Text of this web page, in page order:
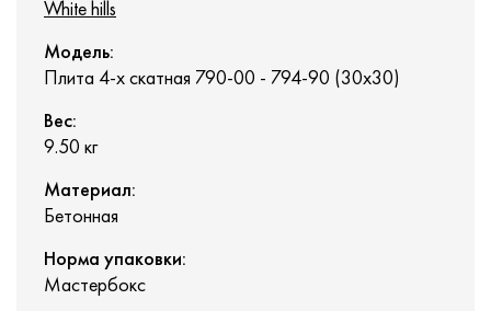
White hills
Модель:
Плита 4-х скатная 790-00 - 794-90 (30x30)
Вес:
9.50 кг
Материал:
Бетонная
Норма упаковки:
Мастербокс